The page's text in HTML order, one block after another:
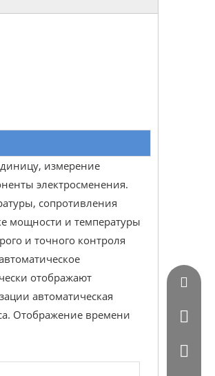
измерение
электросменения.
сопротивления
мощности и температуры
и точного контроля
отображают
автоматическая
Отображение времени